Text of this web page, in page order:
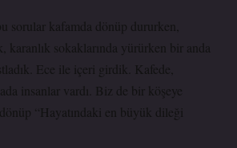
sorular kafamda dönüp dururken,
karanlık sokaklarında yürürken bir anda
Ece ile içeri girdik. Kafede,
insanlar vardı. Biz de bir köşeye
“Hayatındaki en büyük dileği